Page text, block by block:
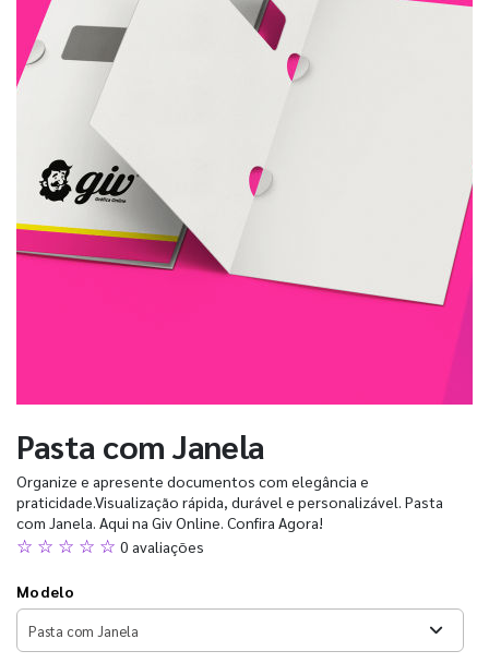
Pasta com Janela
Organize e apresente documentos com elegância e
praticidade.Visualização rápida, durável e personalizável. Pasta
com Janela. Aqui na Giv Online. Confira Agora!
☆ ☆ ☆ ☆ ☆ 0 avaliações
Modelo